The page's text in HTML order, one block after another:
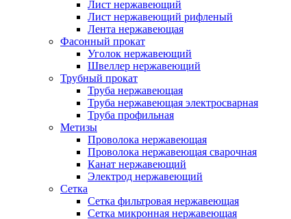
Лист нержавеющий
Лист нержавеющий рифленый
Лента нержавеющая
Фасонный прокат
Уголок нержавеющий
Швеллер нержавеющий
Трубный прокат
Труба нержавеющая
Труба нержавеющая электросварная
Труба профильная
Метизы
Проволока нержавеющая
Проволока нержавеющая сварочная
Канат нержавеющий
Электрод нержавеющий
Сетка
Сетка фильтровая нержавеющая
Сетка микронная нержавеющая